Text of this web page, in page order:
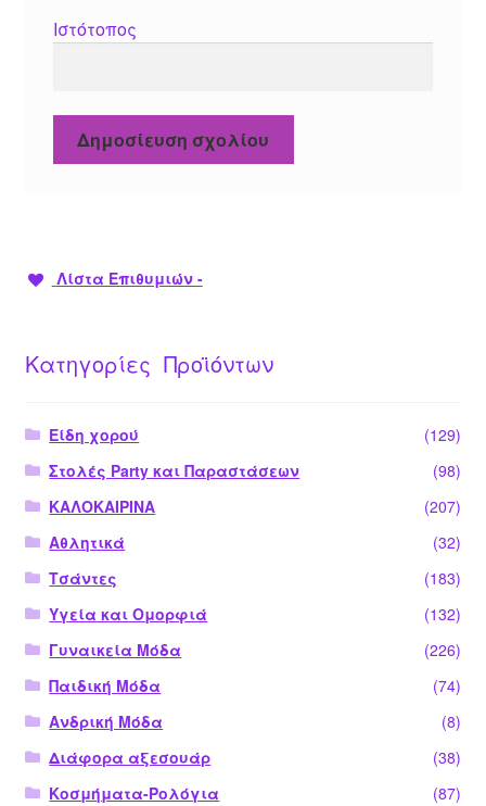
Ιστότοπος
Λίστα Επιθυμιών -
Κατηγορίες Προϊόντων
Είδη χορού
(129)
Στολές Party και Παραστάσεων
(98)
ΚΑΛΟΚΑΙΡΙΝΑ
(207)
Αθλητικά
(32)
Τσάντες
(183)
Υγεία και Ομορφιά
(132)
Γυναικεία Μόδα
(226)
Παιδική Μόδα
(74)
Ανδρική Μόδα
(8)
Διάφορα αξεσουάρ
(38)
Κοσμήματα-Ρολόγια
(87)